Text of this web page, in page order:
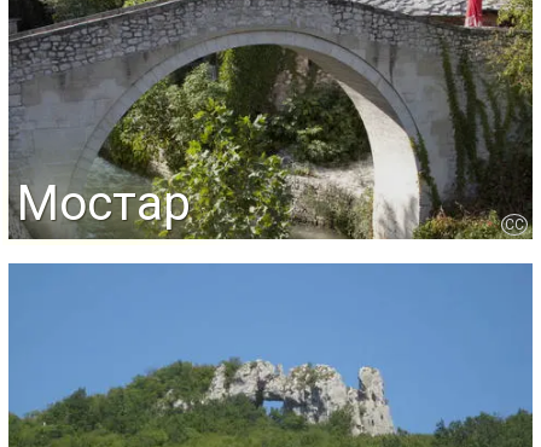
Мостар CC